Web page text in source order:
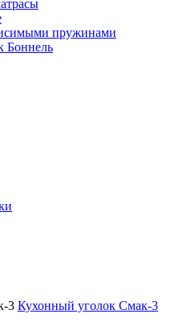
пружинами
Боннель
3 Кухонный уголок Смак-3